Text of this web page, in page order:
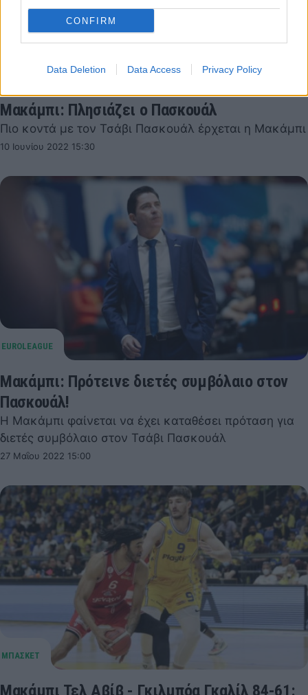
CONFIRM
Data Deletion Data Access Privacy Policy
Μακάμπι: Πλησιάζει ο Πασκουάλ
Πιο κοντά με τον Τσάβι Πασκουάλ έρχεται η Μακάμπι
10 Ιουνίου 2022 15:30
Μακάμπι: Πρότεινε διετές συμβόλαιο στον
Πασκουάλ!
Η Μακάμπι φαίνεται να έχει καταθέσει πρόταση για
διετές συμβόλαιο στον Τσάβι Πασκουάλ
27 Μαΐου 2022 15:00
Μακάμπι Τελ Αβίβ - Γκιλμπόα Γκαλίλ 84-61: